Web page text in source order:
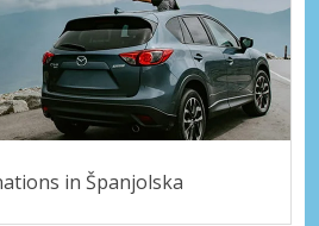
in Španjolska